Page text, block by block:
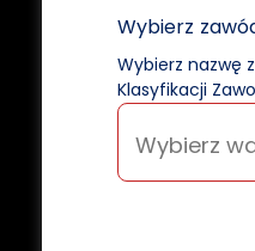
Wybierz
Wybierz nazwę
Klasyfikacji